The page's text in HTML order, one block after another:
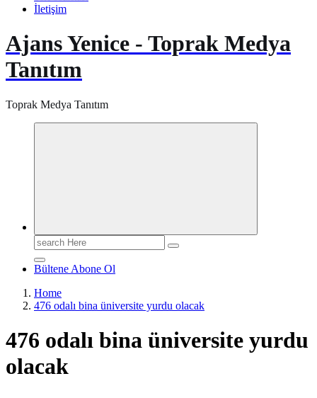
İletişim
Ajans Yenice - Toprak Medya
Tanıtım
Toprak Medya Tanıtım
Search
for:
Bültene Abone Ol
Home
476 odalı bina üniversite yurdu olacak
476 odalı bina üniversite yurdu
olacak